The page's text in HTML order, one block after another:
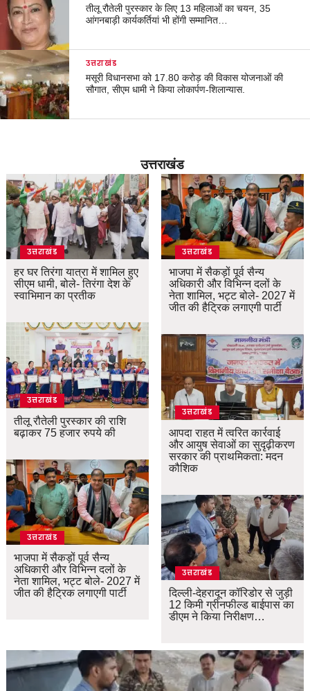
तीलू रौतेली पुरस्कार के लिए 13 महिलाओं का चयन, 35
आंगनबाड़ी कार्यकर्तियां भी होंगी सम्मानित…
उत्तराखंड
मसूरी विधानसभा को 17.80 करोड़ की विकास योजनाओं की
सौगात, सीएम धामी ने किया लोकार्पण-शिलान्यास.
उत्तराखंड
उत्तराखंड
हर घर तिरंगा यात्रा में शामिल हुए
सीएम धामी, बोले- तिरंगा देश के
स्वाभिमान का प्रतीक
उत्तराखंड
तीलू रौतेली पुरस्कार की राशि
बढ़ाकर 75 हजार रुपये की
उत्तराखंड
भाजपा में सैकड़ों पूर्व सैन्य
अधिकारी और विभिन्न दलों के
नेता शामिल, भट्ट बोले- 2027 में
जीत की हैट्रिक लगाएगी पार्टी
उत्तराखंड
भाजपा में सैकड़ों पूर्व सैन्य
अधिकारी और विभिन्न दलों के
नेता शामिल, भट्ट बोले- 2027 में
जीत की हैट्रिक लगाएगी पार्टी
उत्तराखंड
आपदा राहत में त्वरित कार्रवाई
और आयुष सेवाओं का सुदृढ़ीकरण
सरकार की प्राथमिकता: मदन
कौशिक
उत्तराखंड
दिल्ली-देहरादून कॉरिडोर से जुड़ी
12 किमी ग्रीनफील्ड बाईपास का
डीएम ने किया निरीक्षण…